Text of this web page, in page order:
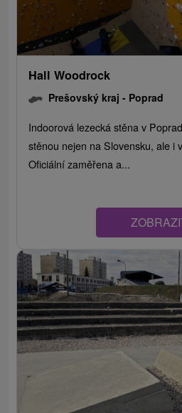
Hall Woodrock
Prešovský kraj - Poprad
Indoorová lezecká stěna v
stěnou nejen na Slovensku, ale i
Oficiální zaměřena a...